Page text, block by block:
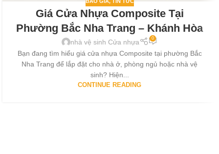
Giá Cửa Nhựa Composite Tại
Phường Bắc Nha Trang – Khánh Hòa
nhà vệ sinh Cửa nhựa 0
Bạn đang tìm hiểu giá cửa nhựa Composite tại phường Bắc
Nha Trang để lắp đặt cho nhà ở, phòng ngủ hoặc nhà vệ
sinh? Hiện...
CONTINUE READING